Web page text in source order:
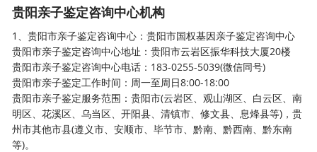
贵阳亲子鉴定咨询中心机构
1、贵阳市亲子鉴定咨询中心：贵阳市国权基因亲子鉴定咨询中心
贵阳市亲子鉴定咨询中心地址：贵阳市云岩区振华科技大厦20楼
贵阳市亲子鉴定咨询中心电话：183-0255-5039(微信同号)
贵阳市亲子鉴定工作时间：周一至周日8:00-18:00
贵阳市亲子鉴定服务范围：贵阳市(云岩区、观山湖区、白云区、南
明区、花溪区、乌当区、开阳县、清镇市、修文县、息烽县等)，贵
州市其他市县(遵义市、安顺市、毕节市、黔南、黔西南、黔东南
等)。